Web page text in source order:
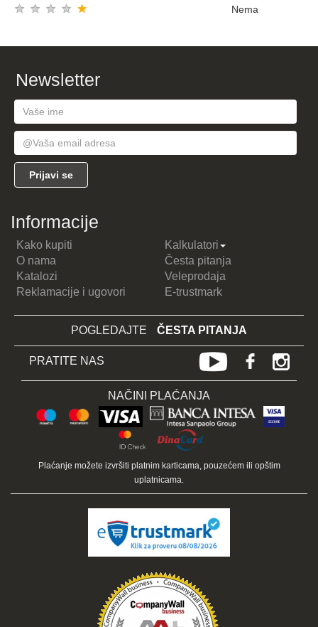
★
★
★
★
★ Nema
Newsletter
Informacije
Kako kupiti
Kalkulatori
O nama
Česta pitanja
Katalozi
Veleprodaja
Reklamacije i ugovori
E-trustmark
POGLEDAJTE ČESTA PITANJA
PRATITE NAS
NAČINI PLAĆANJA
Plaćanje možete izvršiti platnim karticama, pouzećem ili opštim
uplatnicama.